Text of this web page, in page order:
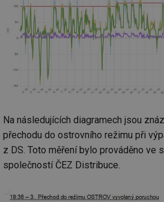
Na následujících diagramech jsou
přechodu do ostrovního režimu při
z DS. Toto měření bylo prováděno ve
společností ČEZ Distribuce.